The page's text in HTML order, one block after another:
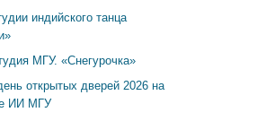
индийского танца
МГУ. «Снегурочка»
открытых дверей 2026 на
ИИ МГУ